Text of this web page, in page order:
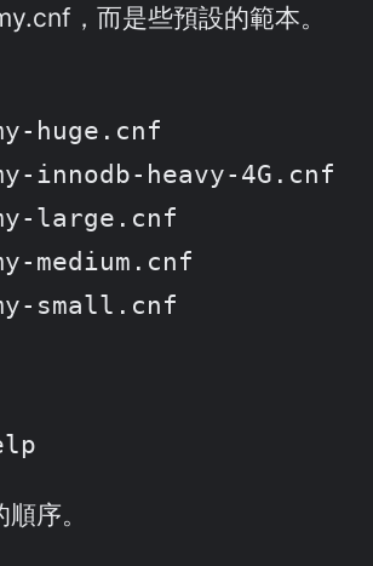
，而是些預設的範本。
huge.cnf
innodb-heavy-4G.cnf
large.cnf
medium.cnf
small.cnf
序。